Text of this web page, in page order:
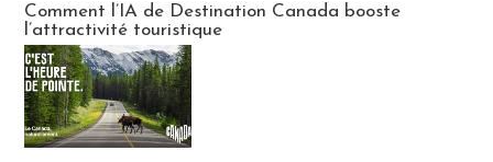
Comment l’IA de Destination Canada booste
l’attractivité touristique